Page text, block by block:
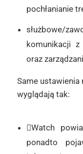
pochłanianie
służbowe/
komunikacji
oraz
Same ustawienia
wyglądają tak:
Watch
ponadto